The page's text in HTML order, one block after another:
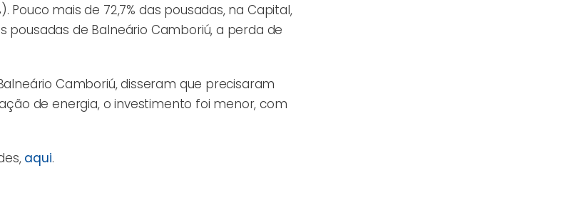
mais de 72,7% das pousadas, na Capital,
de Balneário Camboriú, a perda de
Camboriú, disseram que precisaram
de energia, o investimento foi menor, com
aqui.